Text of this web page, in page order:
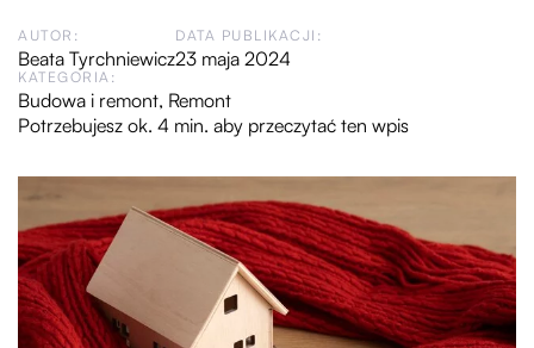
AUTOR:
Beata Tyrchniewicz
DATA PUBLIKACJI:
23 maja 2024
KATEGORIA:
Budowa i remont, Remont
Potrzebujesz ok. 4 min. aby przeczytać ten wpis